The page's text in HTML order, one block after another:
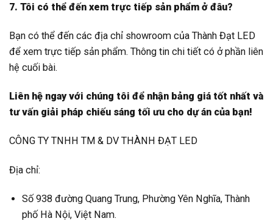
7. Tôi có thể đến xem trực tiếp sản phẩm ở đâu?
Bạn có thể đến các địa chỉ showroom của Thành Đạt LED
để xem trực tiếp sản phẩm. Thông tin chi tiết có ở phần liên
hệ cuối bài.
Liên hệ ngay với chúng tôi để nhận bảng giá tốt nhất và
tư vấn giải pháp chiếu sáng tối ưu cho dự án của bạn!
CÔNG TY TNHH TM & DV THÀNH ĐẠT LED
Địa chỉ:
Số 938 đường Quang Trung, Phường Yên Nghĩa, Thành
phố Hà Nội, Việt Nam.